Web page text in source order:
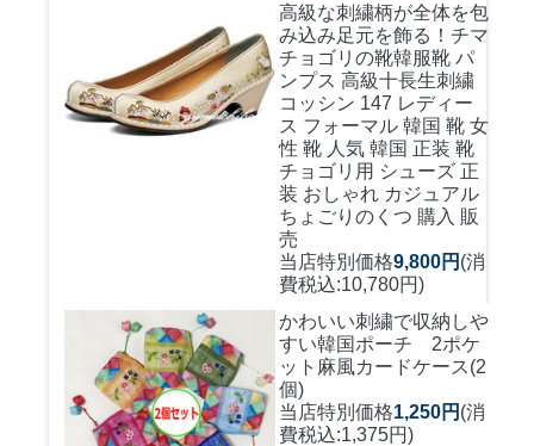
高級な刺繍柄が全体を包
み込み足元を飾る！ チマ
チョゴリの靴韓服靴 パ
ンプス 高級十長生刺繍
コッシン 147 レディー
ス フォーマル 韓国 靴 女
性 靴 人気 韓国 正装 靴
チョゴリ用 シューズ 正
装 おしゃれ カジュアル
ちょごりのくつ 購入 販
売
当店特別価格9,800円 (消
費税込:10,780円)
かわいい刺繍で収納しや
すい韓国ポーチ 2ポケ
ット麻風カードケース(2
個)
当店特別価格1,250円 (消
費税込:1,375円)